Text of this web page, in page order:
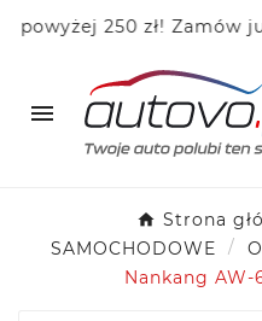
250 zł! Zamów już

Strona
SAMOCHODOWE
Nankang AW-